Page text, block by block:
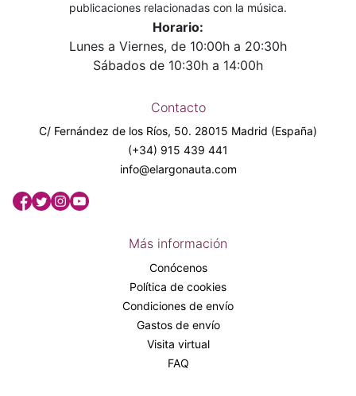
publicaciones relacionadas con la música.
Horario:
Lunes a Viernes, de 10:00h a 20:30h
Sábados de 10:30h a 14:00h
Contacto
C/ Fernández de los Ríos, 50. 28015 Madrid (España)
(+34) 915 439 441
info@elargonauta.com
Más información
Conócenos
Política de cookies
Condiciones de envío
Gastos de envío
Visita virtual
FAQ